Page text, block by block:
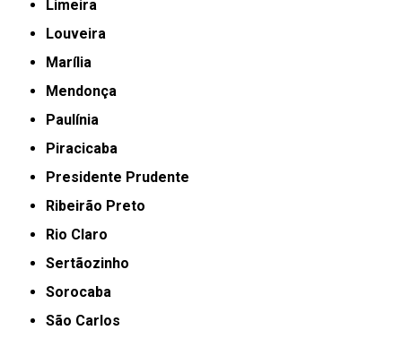
Limeira
Louveira
Marília
Mendonça
Paulínia
Piracicaba
Presidente Prudente
Ribeirão Preto
Rio Claro
Sertãozinho
Sorocaba
São Carlos